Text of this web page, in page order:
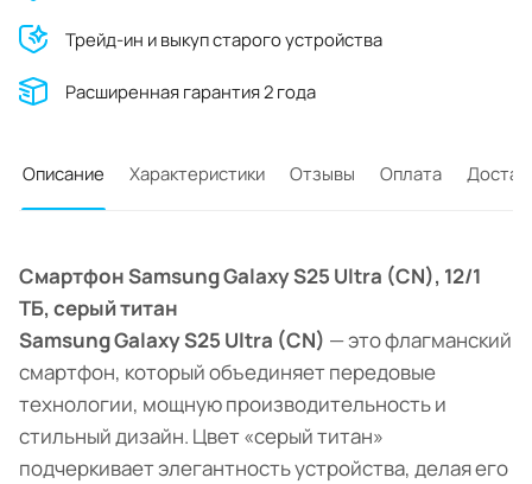
Трейд-ин и выкуп старого устройства
Расширенная гарантия 2 года
Описание Характеристики Отзывы Оплата
Смартфон Samsung Galaxy S25 Ultra (CN), 12/1
ТБ, серый титан
Samsung Galaxy S25 Ultra (CN) — это флагманский
смартфон, который объединяет передовые
технологии, мощную производительность и
стильный дизайн. Цвет «серый титан»
подчеркивает элегантность устройства, делая его